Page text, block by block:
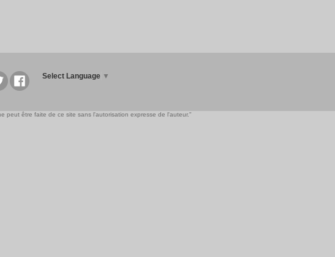
Select Language ▼
peut être faite de ce site sans l'autorisation expresse de l'auteur."